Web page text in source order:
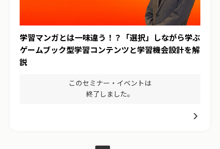
学習マンガとは一味違う！？「選択」しながら学ぶ
ゲームブック型学習コンテンツと学習機会設計を解
説
このセミナー・イベントは
終了しました。